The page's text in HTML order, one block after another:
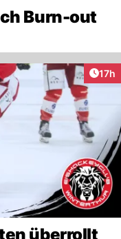
Burn-out
17h
überrollt